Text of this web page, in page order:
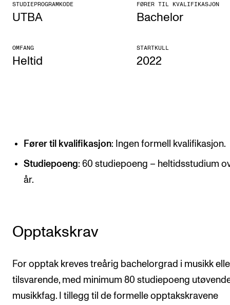
KONSERTER
Plakat, program og markedsføring
Canvas
Rom, bygg, saler og studio
STUDENTLIV
Læringsressurser
STUDIEPROGRAMKODE
UTBA
FØRER TIL KVALIFIKASJON
Bachelor
OMFANG
Heltid
STARTKULL
2022
Fører til kvalifikasjon: Ingen formell kvalifikasjon.
Studiepoeng: 60 studiepoeng – heltidsstudium
år.
Opptakskrav
For opptak kreves treårig bachelorgrad i musikk
tilsvarende, med minimum 80 studiepoeng
musikkfag. I tillegg til de formelle opptakskravene